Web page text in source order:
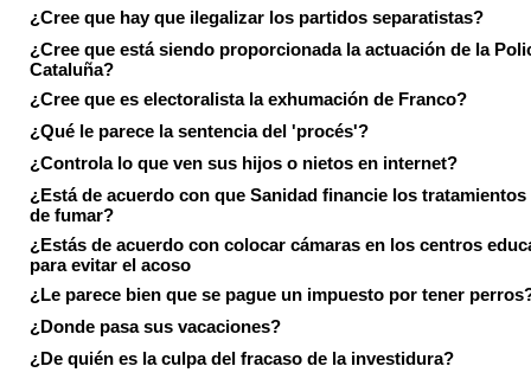
¿Cree que hay que ilegalizar los partidos separatistas?
¿Cree que está siendo proporcionada la actuación de la
Cataluña?
¿Cree que es electoralista la exhumación de Franco?
¿Qué le parece la sentencia del 'procés'?
¿Controla lo que ven sus hijos o nietos en internet?
¿Está de acuerdo con que Sanidad financie los tratamientos
de fumar?
¿Estás de acuerdo con colocar cámaras en los centros
para evitar el acoso
¿Le parece bien que se pague un impuesto por tener
¿Donde pasa sus vacaciones?
¿De quién es la culpa del fracaso de la investidura?